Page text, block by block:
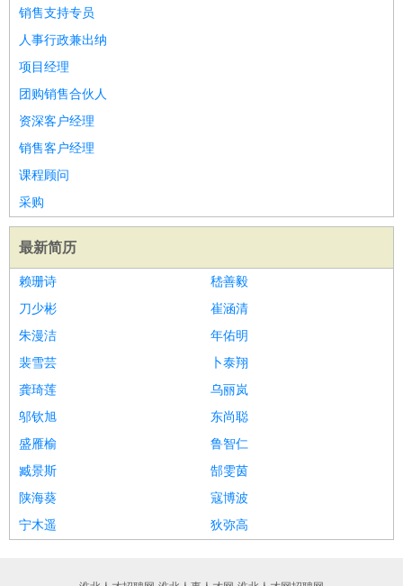
销售支持专员
人事行政兼出纳
项目经理
团购销售合伙人
资深客户经理
销售客户经理
课程顾问
采购
最新简历
赖珊诗
嵇善毅
刀少彬
崔涵清
朱漫洁
年佑明
裴雪芸
卜泰翔
龚琦莲
乌丽岚
邬钦旭
东尚聪
盛雁榆
鲁智仁
臧景斯
郜雯茵
陕海葵
寇博波
宁木遥
狄弥高